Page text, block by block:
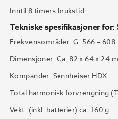
Inntil 8 timers brukstid
Tekniske spesifikasjoner for:
Frekvensområder: G: 566 – 608
Dimensjoner: Ca. 82 x 64 x 24
Kompander: Sennheiser HDX
Total harmonisk forvrengning
Vekt: (inkl. batterier) ca. 160 g